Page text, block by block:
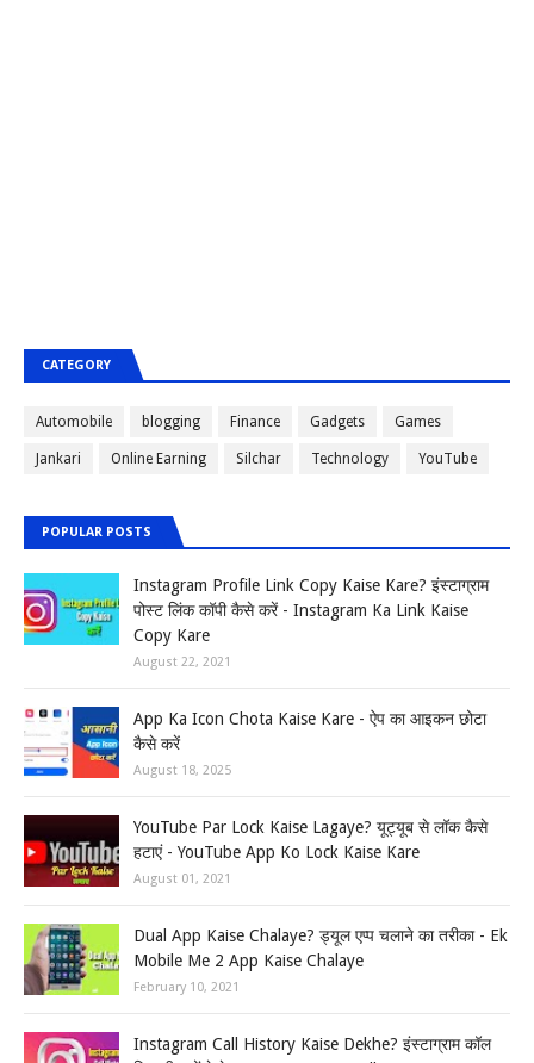
CATEGORY
Automobile blogging Finance Gadgets Games
Jankari Online Earning Silchar Technology YouTube
POPULAR POSTS
Instagram Profile Link Copy Kaise Kare? इंस्टाग्राम
पोस्ट लिंक कॉपी कैसे करें - Instagram Ka Link Kaise
Copy Kare
August 22, 2021
App Ka Icon Chota Kaise Kare - ऐप का आइकन छोटा
कैसे करें
August 18, 2025
YouTube Par Lock Kaise Lagaye? यूट्यूब से लॉक कैसे
हटाएं - YouTube App Ko Lock Kaise Kare
August 01, 2021
Dual App Kaise Chalaye? ड्यूल एप्प चलाने का तरीका - Ek
Mobile Me 2 App Kaise Chalaye
February 10, 2021
Instagram Call History Kaise Dekhe? इंस्टाग्राम कॉल